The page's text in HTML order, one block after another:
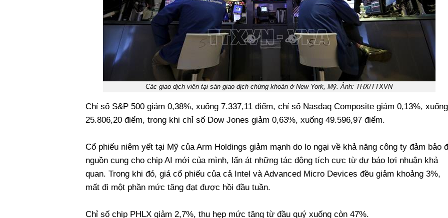
Các giao dịch viên tại sàn giao dịch chứng khoán ở New York, Mỹ. Ảnh: THX/TTXVN
Chỉ số S&P 500 giảm 0,38%, xuống 7.337,11 điểm, chỉ số Nasdaq Composite giảm 0,13%, xuống
25.806,20 điểm, trong khi chỉ số Dow Jones giảm 0,63%, xuống 49.596,97 điểm.
Cổ phiếu niêm yết tại Mỹ của Arm Holdings giảm mạnh do lo ngại về khả năng công ty đảm bảo
nguồn cung cho chip AI mới của mình, lấn át những tác động tích cực từ dự báo lợi nhuận khả
quan. Trong khi đó, giá cổ phiếu của cả Intel và Advanced Micro Devices đều giảm khoảng 3%,
mất đi một phần mức tăng đạt được hồi đầu tuần.
Chỉ số chip PHLX giảm 2,7%, thu hẹp mức tăng từ đầu quý xuống còn 47%.